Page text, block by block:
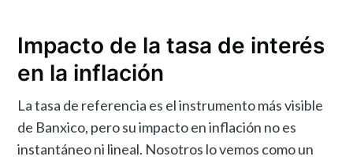
Impacto de la tasa de interés
en la inflación
La tasa de referencia es el instrumento más visible
de Banxico, pero su impacto en inflación no es
instantáneo ni lineal. Nosotros lo vemos como un